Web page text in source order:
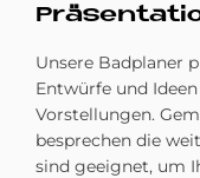
Unsere Badplaner
Entwürfe und
Vorstellungen.
besprechen die
sind geeignet, um